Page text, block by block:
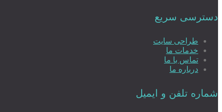
دسترسی سریع
طراحی سایت
خدمات ما
تماس با ما
درباره ما
شماره تلفن و ایمیل